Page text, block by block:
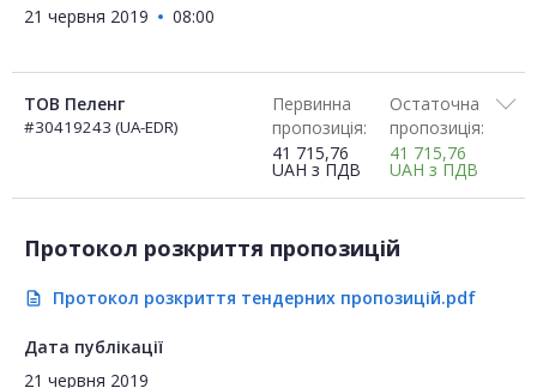
21 червня 2019
08:00
ТОВ Пеленг
#30419243 (UA-EDR)
Первинна
пропозиція:
41 715,76
UAH з ПДВ
Остаточна
пропозиція:
41 715,76
UAH з ПДВ
Протокол розкриття пропозицій
description Протокол розкриття тендерних пропозицій.pdf
Дата публікації
21 червня 2019